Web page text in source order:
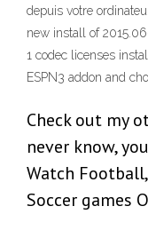
depuis votre
new install of
1 codec licenses
ESPN3 addon and
Check out my
never know,
Watch
Soccer games